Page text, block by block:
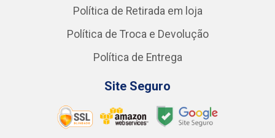
Política de Retirada em loja
Política de Troca e Devolução
Política de Entrega
Site Seguro